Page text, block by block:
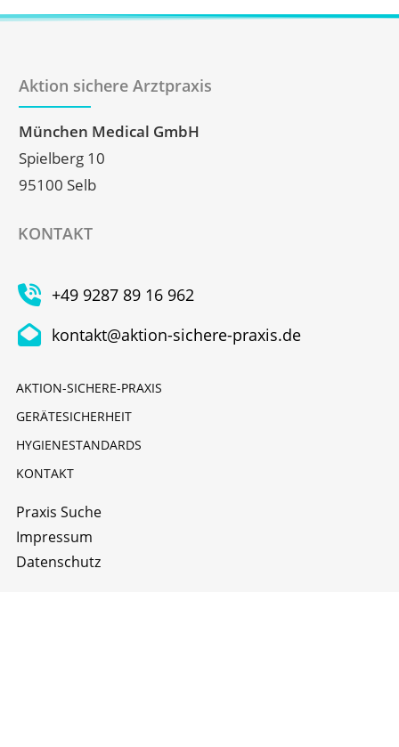
Aktion sichere Arztpraxis
München Medical GmbH
Spielberg 10
95100 Selb
KONTAKT
+49 9287 89 16 962
kontakt@aktion-sichere-praxis.de
AKTION-SICHERE-PRAXIS
GERÄTESICHERHEIT
HYGIENESTANDARDS
KONTAKT
Praxis Suche
Impressum
Datenschutz